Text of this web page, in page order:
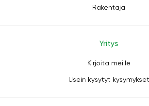
Rakentaja
Yritys
Kirjoita meille
Usein kysytyt kysymykset